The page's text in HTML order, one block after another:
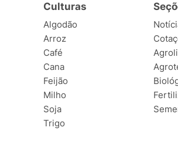
Culturas
Algodão
Arroz
Café
Cana
Feijão
Milho
Soja
Trigo